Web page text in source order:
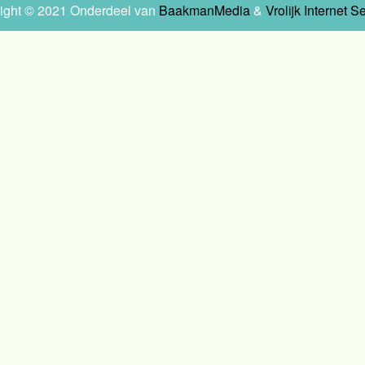
© 2021 Onderdeel van BaakmanMedia& Vrolijk Internet